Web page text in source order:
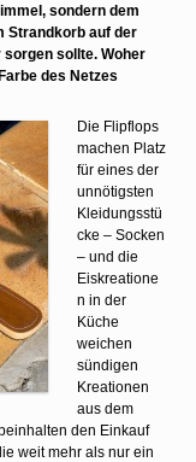
sondern dem
Strandkorb auf der
sollte. Woher
des Netzes
Die Flipflops
machen Platz
für eines der
unnötigsten
Kleidungsstü
cke – Socken
– und die
Eiskreatione
n in der
Küche
weichen
sündigen
Kreationen
aus dem
den Einkauf
weit mehr als nur ein